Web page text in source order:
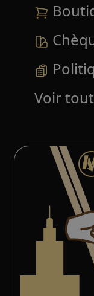
Voir